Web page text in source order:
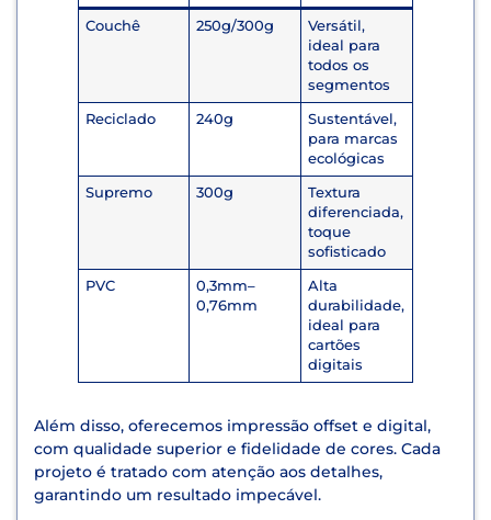
Couchê 250g/300g
Versátil,
ideal para
todos os
segmentos
Reciclado 240g
Sustentável,
para marcas
ecológicas
Supremo 300g
Textura
diferenciada,
toque
sofisticado
PVC
0,3mm–
0,76mm
Alta
durabilidade,
ideal para
cartões
digitais
Além disso, oferecemos impressão offset e digital,
com qualidade superior e fidelidade de cores. Cada
projeto é tratado com atenção aos detalhes,
garantindo um resultado impecável.